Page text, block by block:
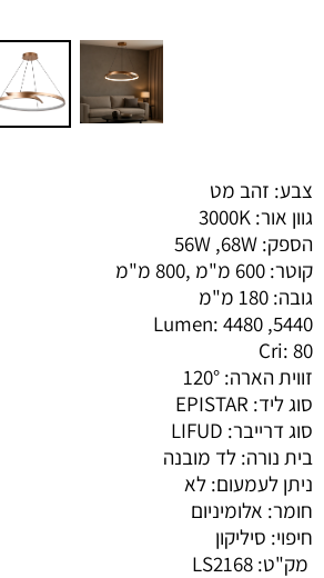
צבע: זהב מט
גוון אור: 3000K
הספק: 56W ,68W
קוטר: 600 מ"מ ,800 מ"מ
גובה: 180 מ"מ
Lumen: 4480 ,5440
Cri: 80
זווית הארה: 120°
סוג ליד: EPISTAR
סוג דרייבר: LIFUD
בית נורה: לד מובנה
ניתן לעמעום: לא
חומר: אלומיניום
חיפוי: סיליקון
מק"ט: LS2168